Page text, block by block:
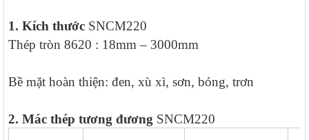
1. Kích thước SNCM220
Thép tròn 8620 : 18mm – 3000mm
Bề mặt hoàn thiện: đen, xù xì, sơn, bóng, trơn
2. Mác thép tương đương SNCM220